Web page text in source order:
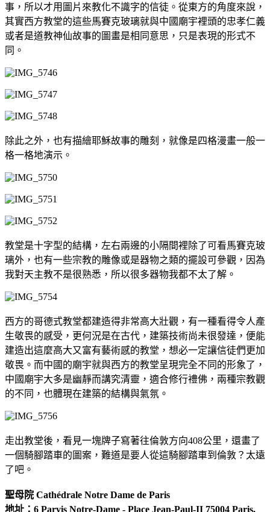
事，所以才用圖片來教化不識字的信徒。從東方的角度來說，
其實西方教堂的這些馬賽克玻璃就與中國廟宇裡頭的忠孝仁義
或者是道教神仙故事的圖畫是相同意思，只是表現的形式不
同。
除此之外，也有描繪耶穌故事的雕刻，就像是四格漫畫一般一
格一格地演示。
教堂是十字型的結構，左右兩邊的小隔間裡除了可看馬賽克玻
璃外，也有一些宗教的雕像或是器物之類的擺設可參觀，因為
我對天主教不是很熟悉，所以很多器物我都不太了解。
西方的哥德式教堂都建造得非常高大壯觀，有一種看得令人產
生敬畏的感受，更何況是在古代，建築技術尚未很發達，便能
建造出這麼高大又富有藝術感的教堂，想必一定讓信徒們更加
敬畏。而中國的廟宇就與西方的教堂呈現完全不同的形象了，
中國廟宇大多是幽靜而講究清靈，適合修行禮佛，兩種宗教觀
的不同，也體現在建築的結構與氣氛。
走出教堂後，看見一塊牌子寫著往倫敦方向408公里，還畫了
一個騎腳踏車的圖案，難道是要人從這騎腳踏車到倫敦？太遠
了吧。
聖母院 Cathédrale Notre Dame de Paris
地址：6 Parvis Notre-Dame - Place Jean-Paul-II 75004 Paris,